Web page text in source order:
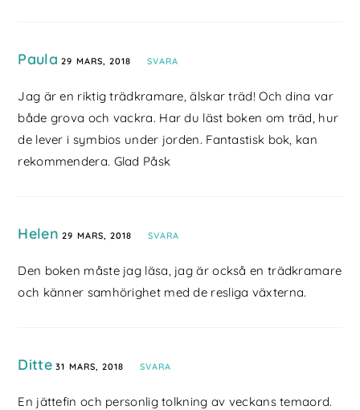
Paula 29 MARS, 2018 SVARA
Jag är en riktig trädkramare, älskar träd! Och dina var
både grova och vackra. Har du läst boken om träd, hur
de lever i symbios under jorden. Fantastisk bok, kan
rekommendera. Glad Påsk
Helen 29 MARS, 2018 SVARA
Den boken måste jag läsa, jag är också en trädkramare
och känner samhörighet med de resliga växterna.
Ditte 31 MARS, 2018 SVARA
En jättefin och personlig tolkning av veckans temaord.